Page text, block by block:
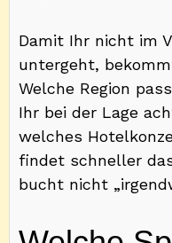
Damit Ihr nicht im
untergeht,
Welche Region
Ihr bei der Lage
welches
findet schneller
bucht nicht